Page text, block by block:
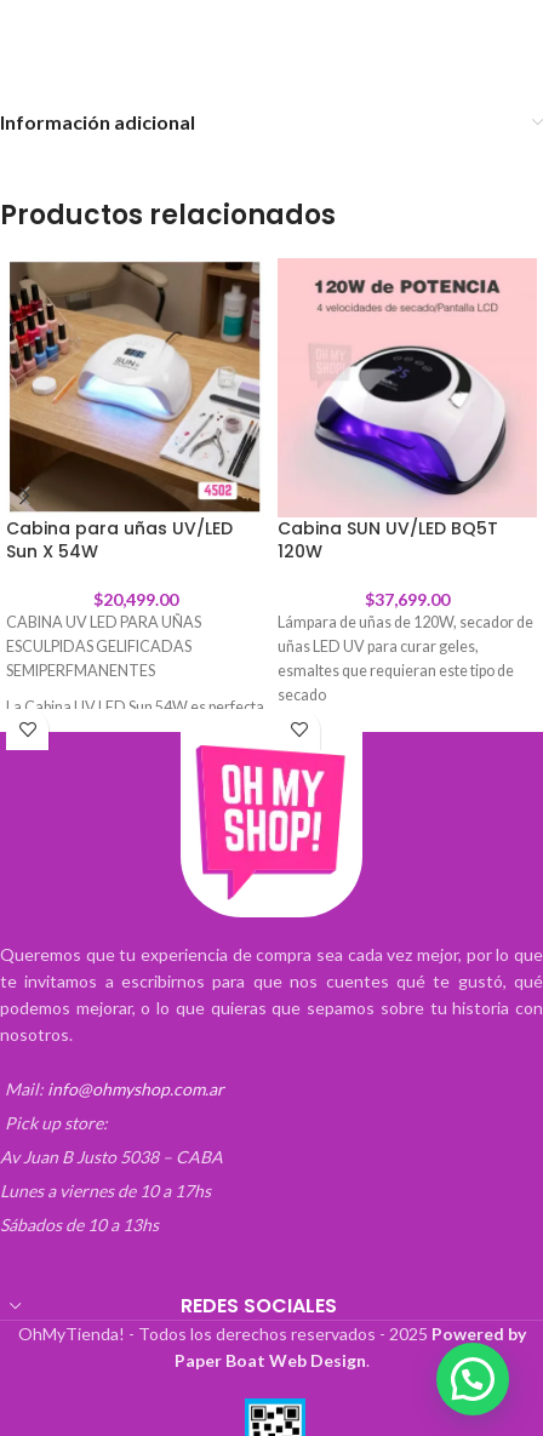
Información adicional
Productos relacionados
Cabina para uñas UV/LED
Sun X 54W
$20,499.00
CABINA UV LED PARA UÑAS
ESCULPIDAS GELIFICADAS
SEMIPERFMANENTES
La Cabina UV LED Sun 54W es perfecta
para secar uñas esculpidas, gelificadas
o semipermanentes de manera rápida
y eficiente. Su tecnología avanzada de
luz UV y LED garantiza un curado
uniforme sin dañar las uñas, brindando
resultados profesionales tanto en casa
como en salones de belleza. Además,
su diseño compacto y fácil de usar la
Cabina SUN UV/LED BQ5T
120W
$37,699.00
Lámpara de uñas de 120W, secador de
uñas LED UV para curar geles,
esmaltes que requieran este tipo de
secado
Con sensor infrarrojo, que hace que la
introducir la mano, y se apaga al
retirarla.
Posee timer, manija para su cómodo
traslado y base extraíble
Queremos que tu experiencia de compra sea cada vez mejor, por lo que
te invitamos a escribirnos para que nos cuentes qué te gustó, qué
podemos mejorar, o lo que quieras que sepamos sobre tu historia con
nosotros.
Mail: info@ohmyshop.com.ar
Pick up store:
Av Juan B Justo 5038 – CABA
Lunes a viernes de 10 a 17hs
Sábados de 10 a 13hs
REDES SOCIALES
OhMyTienda! - Todos los derechos reservados - 2025 Powered by
Paper Boat Web Design.